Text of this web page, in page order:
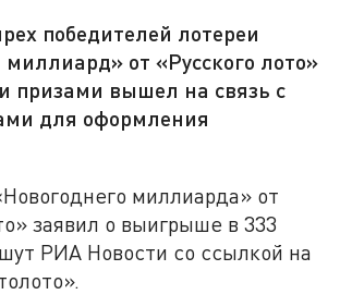
победителей лотереи
от «Русского лото»
призами вышел на связь с
для оформления
миллиарда» от
заявил о выигрыше в 333
РИА Новости со ссылкой на